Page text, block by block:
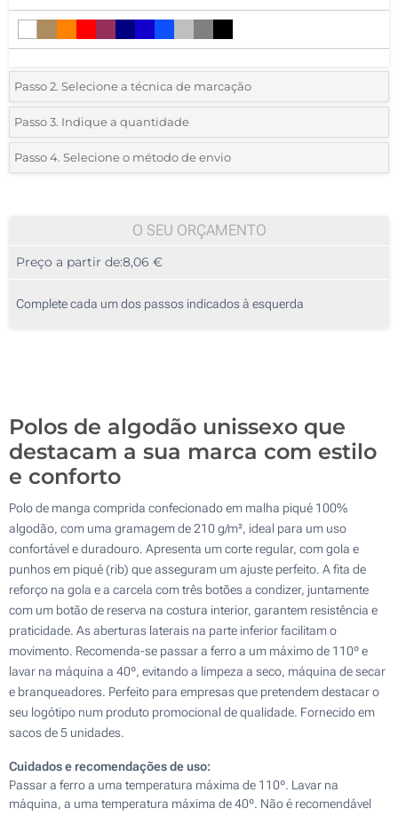
Passo 2. Selecione a técnica de marcação
*Selecione o tipo de marcação e as cores do logotipo:
1 Cor (Num lado)
Passo 3. Indique a quantidade
*Pedido mínimo 5 (total de pedido)
Calcular preço
Passo 4. Selecione o método de envio
O SEU ORÇAMENTO
Preço a partir de:8,06 €
Complete cada um dos passos indicados à esquerda
Polos de algodão unissexo que
destacam a sua marca com estilo
e conforto
Polo de manga comprida confecionado em malha piqué 100%
algodão, com uma gramagem de 210 g/m², ideal para um uso
confortável e duradouro. Apresenta um corte regular, com gola e
punhos em piqué (rib) que asseguram um ajuste perfeito. A fita de
reforço na gola e a carcela com três botões a condizer, juntamente
com um botão de reserva na costura interior, garantem resistência e
praticidade. As aberturas laterais na parte inferior facilitam o
movimento. Recomenda-se passar a ferro a um máximo de 110º e
lavar na máquina a 40º, evitando a limpeza a seco, máquina de secar
e branqueadores. Perfeito para empresas que pretendem destacar o
seu logótipo num produto promocional de qualidade. Fornecido em
sacos de 5 unidades.
Cuidados e recomendações de uso:
Passar a ferro a uma temperatura máxima de 110º. Lavar na
máquina, a uma temperatura máxima de 40º. Não é recomendável